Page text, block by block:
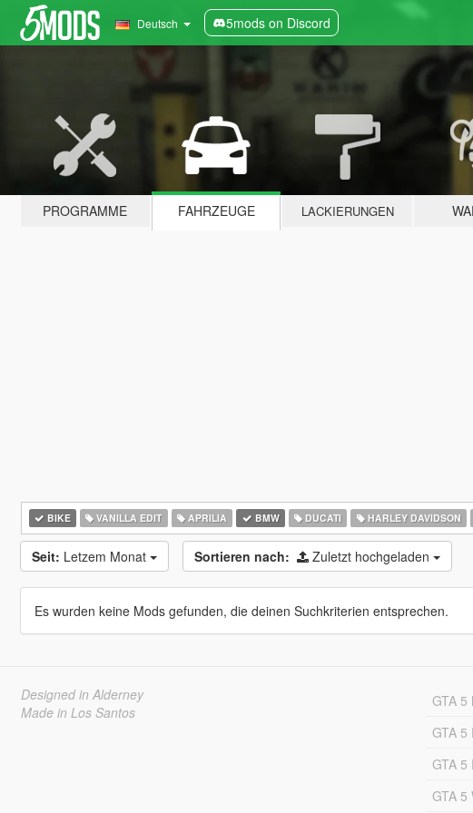
Deutsch 5mods on Discord
PROGRAMME FAHRZEUGE LACKIERUNGEN
BIKE VANILLA EDIT APRILIA BMW DUCATI HARLEY DAVIDSON
Seit: Letzem Monat Sortieren nach: Zuletzt hochgeladen
Es wurden keine Mods gefunden, die deinen Suchkriterien entsprechen.
Designed in Alderney
Made in Los Santos
GTA 5
GTA 5
GTA 5
GTA 5